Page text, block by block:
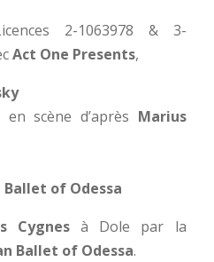
2-1063978 & 3-
Act One Presents,
scène d’après Marius
of Odessa
Cygnes à Dole par la
Ballet of Odessa.